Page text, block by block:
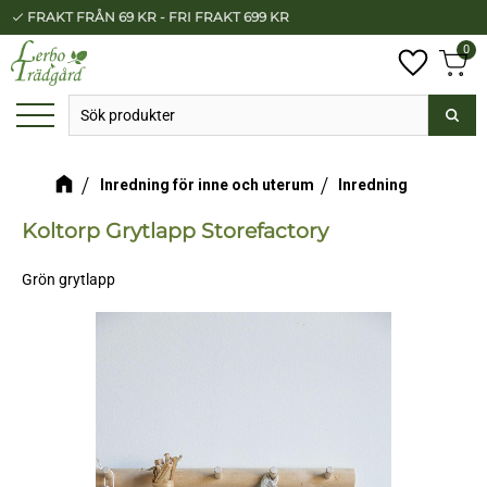
Meny
check FRAKT FRÅN 69 KR - FRI FRAKT 699 KR
0
Inredning för inne och uterum Inredning
Koltorp Grytlapp Storefactory
Grön grytlapp